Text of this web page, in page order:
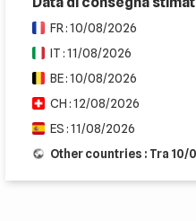
FR : 10/08/2026
IT : 11/08/2026
BE : 10/08/2026
CH : 12/08/2026
ES : 11/08/2026
Other countries : Tra 10/